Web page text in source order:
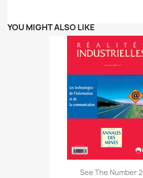
YOU MIGHT ALSO LIKE
See The Number 2